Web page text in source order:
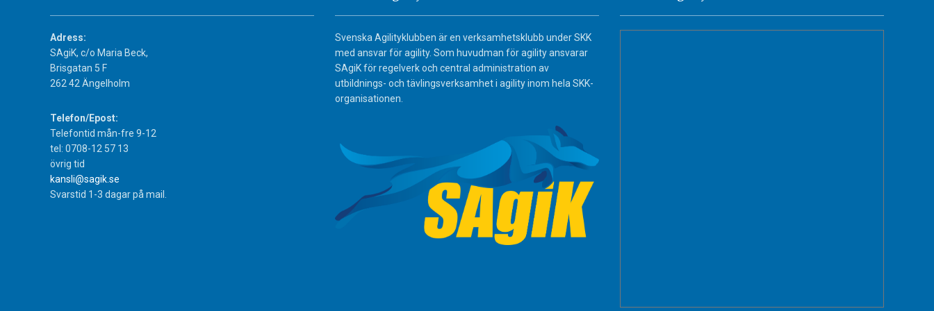
Adress:
SAgiK, c/o Maria Beck,
Brisgatan 5 F
262 42 Ängelholm
Telefon/Epost:
Telefontid mån-fre 9-12
tel: 0708-12 57 13
övrig tid
kansli@sagik.se
Svarstid 1-3 dagar på mail.
Svenska Agilityklubben är en verksamhetsklubb under SKK
med ansvar för agility. Som huvudman för agility ansvarar
SAgiK för regelverk och central administration av
utbildnings- och tävlingsverksamhet i agility inom hela SKK-
organisationen.